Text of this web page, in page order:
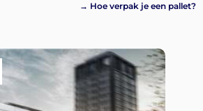
→ Hoe verpak je een pallet?